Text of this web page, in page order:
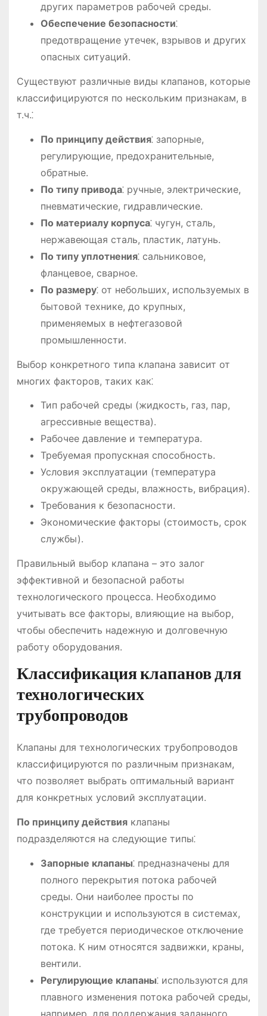
других параметров рабочей среды.
Обеспечение безопасности⁚
предотвращение утечек, взрывов и других
опасных ситуаций.
Существуют различные виды клапанов, которые
классифицируются по нескольким признакам, в
т.ч.⁚
По принципу действия⁚ запорные,
регулирующие, предохранительные,
обратные.
По типу привода⁚ ручные, электрические,
пневматические, гидравлические.
По материалу корпуса⁚ чугун, сталь,
нержавеющая сталь, пластик, латунь.
По типу уплотнения⁚ сальниковое,
фланцевое, сварное.
По размеру⁚ от небольших, используемых в
бытовой технике, до крупных,
применяемых в нефтегазовой
промышленности.
Выбор конкретного типа клапана зависит от
многих факторов, таких как⁚
Тип рабочей среды (жидкость, газ, пар,
агрессивные вещества).
Рабочее давление и температура.
Требуемая пропускная способность.
Условия эксплуатации (температура
окружающей среды, влажность, вибрация).
Требования к безопасности.
Экономические факторы (стоимость, срок
службы).
Правильный выбор клапана – это залог
эффективной и безопасной работы
технологического процесса. Необходимо
учитывать все факторы, влияющие на выбор,
чтобы обеспечить надежную и долговечную
работу оборудования.
Классификация клапанов для
технологических
трубопроводов
Клапаны для технологических трубопроводов
классифицируются по различным признакам,
что позволяет выбрать оптимальный вариант
для конкретных условий эксплуатации.
По принципу действияклапаны
подразделяются на следующие типы⁚
Запорные клапаны⁚ предназначены для
полного перекрытия потока рабочей
среды. Они наиболее просты по
конструкции и используются в системах,
где требуется периодическое отключение
потока. К ним относятся задвижки, краны,
вентили.
Регулирующие клапаны⁚ используются для
плавного изменения потока рабочей среды,
например, для поддержания заданного